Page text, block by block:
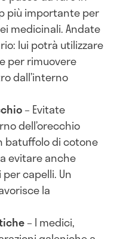
più importante per
medicinali. Andate
lui potrà utilizzare
per rimuovere
dall’interno
– Evitate
dell’orecchio
batuffolo di cotone
evitare anche
capelli. Un
la
– I medici,